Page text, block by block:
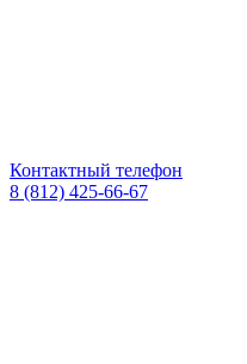
Контактный телефон
8 (812) 425-66-67